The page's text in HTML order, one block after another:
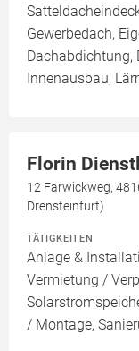
Gewerbedach,
Dachabdichtung,
Innenausbau,
Florin
12 Farwickweg,
Drensteinfurt)
TÄTIGKEITEN
Anlage &
Vermietung /
/ Montage,